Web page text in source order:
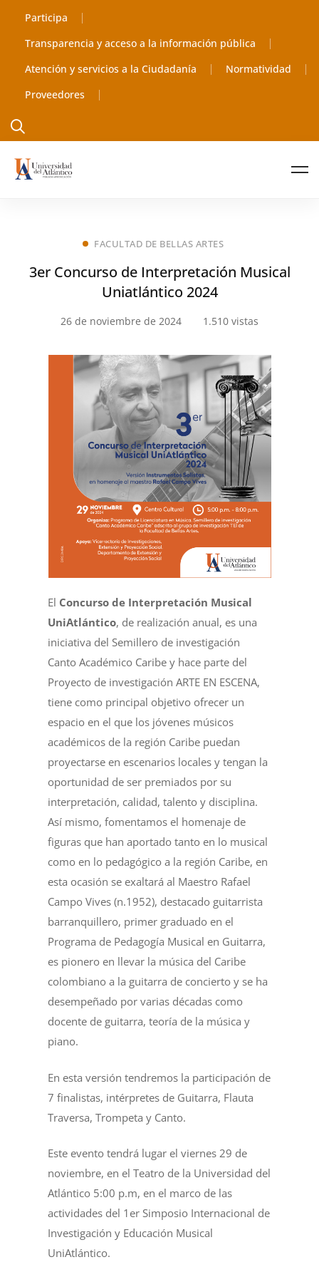
Participa
Transparencia y acceso a la información pública
Atención y servicios a la Ciudadanía
Normatividad
Proveedores
FACULTAD DE BELLAS ARTES
3er Concurso de Interpretación Musical
Uniatlántico 2024
26 de noviembre de 2024 1.510 vistas
El Concurso de Interpretación Musical
UniAtlántico, de realización anual, es una
iniciativa del Semillero de investigación
Canto Académico Caribe y hace parte del
Proyecto de investigación ARTE EN ESCENA,
tiene como principal objetivo ofrecer un
espacio en el que los jóvenes músicos
académicos de la región Caribe puedan
proyectarse en escenarios locales y tengan la
oportunidad de ser premiados por su
interpretación, calidad, talento y disciplina.
Así mismo, fomentamos el homenaje de
figuras que han aportado tanto en lo musical
como en lo pedagógico a la región Caribe, en
esta ocasión se exaltará al Maestro Rafael
Campo Vives (n.1952), destacado guitarrista
barranquillero, primer graduado en el
Programa de Pedagogía Musical en Guitarra,
es pionero en llevar la música del Caribe
colombiano a la guitarra de concierto y se ha
desempeñado por varias décadas como
docente de guitarra, teoría de la música y
piano.
En esta versión tendremos la participación de
7 finalistas, intérpretes de Guitarra, Flauta
Traversa, Trompeta y Canto.
Este evento tendrá lugar el viernes 29 de
noviembre, en el Teatro de la Universidad del
Atlántico 5:00 p.m, en el marco de las
actividades del 1er Simposio Internacional de
Investigación y Educación Musical
UniAtlántico.